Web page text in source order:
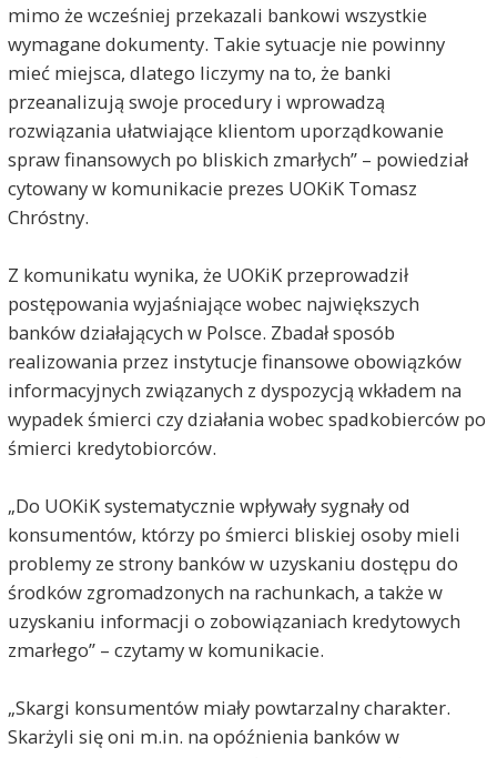
mimo że wcześniej przekazali bankowi wszystkie
wymagane dokumenty. Takie sytuacje nie powinny
mieć miejsca, dlatego liczymy na to, że banki
przeanalizują swoje procedury i wprowadzą
rozwiązania ułatwiające klientom uporządkowanie
spraw finansowych po bliskich zmarłych” – powiedział
cytowany w komunikacie prezes UOKiK Tomasz
Chróstny.
Z komunikatu wynika, że UOKiK przeprowadził
postępowania wyjaśniające wobec największych
banków działających w Polsce. Zbadał sposób
realizowania przez instytucje finansowe obowiązków
informacyjnych związanych z dyspozycją wkładem na
wypadek śmierci czy działania wobec spadkobierców po
śmierci kredytobiorców.
„Do UOKiK systematycznie wpływały sygnały od
konsumentów, którzy po śmierci bliskiej osoby mieli
problemy ze strony banków w uzyskaniu dostępu do
środków zgromadzonych na rachunkach, a także w
uzyskaniu informacji o zobowiązaniach kredytowych
zmarłego” – czytamy w komunikacie.
„Skargi konsumentów miały powtarzalny charakter.
Skarżyli się oni m.in. na opóźnienia banków w